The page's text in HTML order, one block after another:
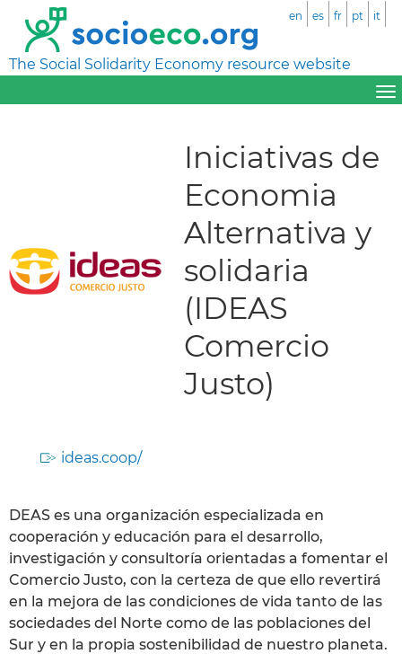
The Social Solidarity Economy resource website
en es fr pt it
Iniciativas de
Economia
Alternativa y
solidaria
(IDEAS
Comercio
Justo)
ideas.coop/
DEAS es una organización especializada en
cooperación y educación para el desarrollo,
investigación y consultoría orientadas a fomentar el
Comercio Justo, con la certeza de que ello revertirá
en la mejora de las condiciones de vida tanto de las
sociedades del Norte como de las poblaciones del
Sur y en la propia sostenibilidad de nuestro planeta.